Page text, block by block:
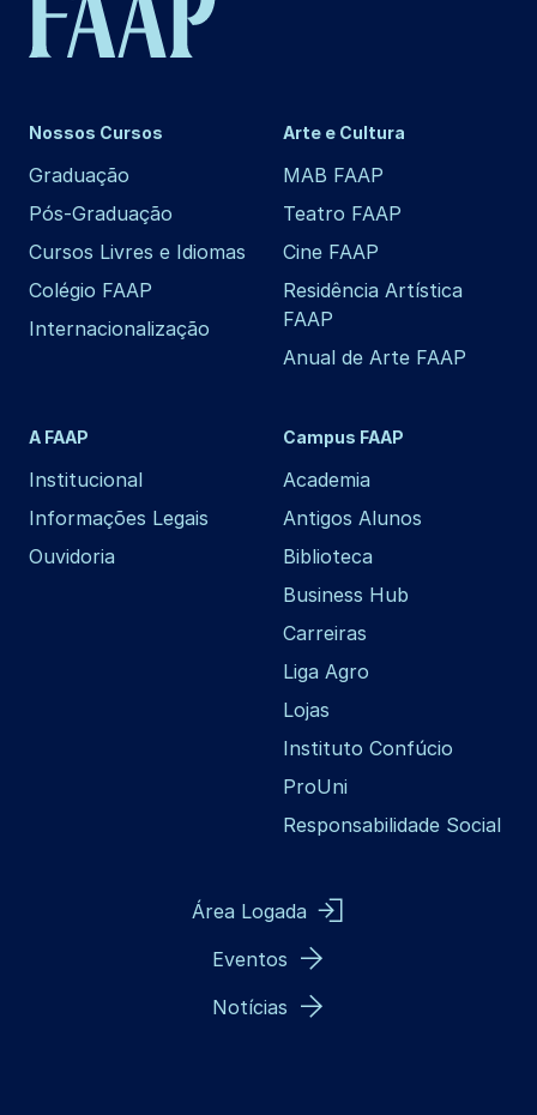
Nossos Cursos
Graduação
Pós-Graduação
Cursos Livres e Idiomas
Colégio FAAP
Internacionalização
Arte e Cultura
MAB FAAP
Teatro FAAP
Cine FAAP
Residência Artística
FAAP
Anual de Arte FAAP
A FAAP
Institucional
Informações Legais
Ouvidoria
Campus FAAP
Academia
Antigos Alunos
Biblioteca
Business Hub
Carreiras
Liga Agro
Lojas
Instituto Confúcio
ProUni
Responsabilidade Social
Área Logada
Eventos
Notícias